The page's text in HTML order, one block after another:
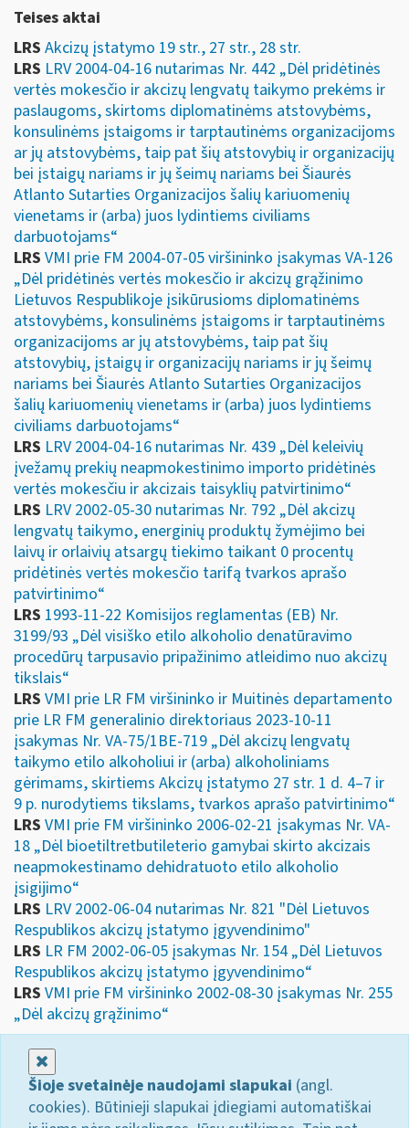
Teises aktai
LRS Akcizų įstatymo 19 str., 27 str., 28 str.
LRS LRV 2004-04-16 nutarimas Nr. 442 „Dėl pridėtinės
vertės mokesčio ir akcizų lengvatų taikymo prekėms ir
paslaugoms, skirtoms diplomatinėms atstovybėms,
konsulinėms įstaigoms ir tarptautinėms organizacijoms
ar jų atstovybėms, taip pat šių atstovybių ir organizacijų
bei įstaigų nariams ir jų šeimų nariams bei Šiaurės
Atlanto Sutarties Organizacijos šalių kariuomenių
vienetams ir (arba) juos lydintiems civiliams
darbuotojams“
LRS VMI prie FM 2004-07-05 viršininko įsakymas VA-126
„Dėl pridėtinės vertės mokesčio ir akcizų grąžinimo
Lietuvos Respublikoje įsikūrusioms diplomatinėms
atstovybėms, konsulinėms įstaigoms ir tarptautinėms
organizacijoms ar jų atstovybėms, taip pat šių
atstovybių, įstaigų ir organizacijų nariams ir jų šeimų
nariams bei Šiaurės Atlanto Sutarties Organizacijos
šalių kariuomenių vienetams ir (arba) juos lydintiems
civiliams darbuotojams“
LRS LRV 2004-04-16 nutarimas Nr. 439 „Dėl keleivių
įvežamų prekių neapmokestinimo importo pridėtinės
vertės mokesčiu ir akcizais taisyklių patvirtinimo“
LRS LRV 2002-05-30 nutarimas Nr. 792 „Dėl akcizų
lengvatų taikymo, energinių produktų žymėjimo bei
laivų ir orlaivių atsargų tiekimo taikant 0 procentų
pridėtinės vertės mokesčio tarifą tvarkos aprašo
patvirtinimo“
LRS 1993-11-22 Komisijos reglamentas (EB) Nr.
3199/93 „Dėl visiško etilo alkoholio denatūravimo
procedūrų tarpusavio pripažinimo atleidimo nuo akcizų
tikslais“
LRS VMI prie LR FM viršininko ir Muitinės departamento
prie LR FM generalinio direktoriaus 2023-10-11
įsakymas Nr. VA-75/1BE-719 „Dėl akcizų lengvatų
taikymo etilo alkoholiui ir (arba) alkoholiniams
gėrimams, skirtiems Akcizų įstatymo 27 str. 1 d. 4–7 ir
9 p. nurodytiems tikslams, tvarkos aprašo patvirtinimo“
LRS VMI prie FM viršininko 2006-02-21 įsakymas Nr. VA-
18 „Dėl bioetiltretbutileterio gamybai skirto akcizais
neapmokestinamo dehidratuoto etilo alkoholio
įsigijimo“
LRS LRV 2002-06-04 nutarimas Nr. 821 "Dėl Lietuvos
Respublikos akcizų įstatymo įgyvendinimo"
LRS LR FM 2002-06-05 įsakymas Nr. 154 „Dėl Lietuvos
Respublikos akcizų įstatymo įgyvendinimo“
LRS VMI prie FM viršininko 2002-08-30 įsakymas Nr. 255
„Dėl akcizų grąžinimo“
Šioje svetainėje naudojami slapukai (angl.
cookies). Būtinieji slapukai įdiegiami automatiškai